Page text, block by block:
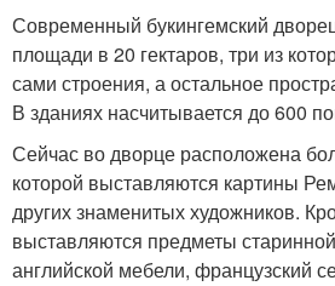
Современный букингемский
площади в 20 гектаров, три из
сами строения, а остальное
В зданиях насчитывается до 600
Сейчас во дворце расположена
которой выставляются картины
других знаменитых художников.
выставляются предметы
английской мебели, французский